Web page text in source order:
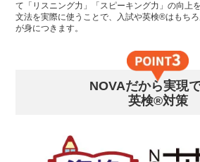
て「リスニング力」「スピーキング力」の向上
文法を実際に使うことで、入試や英検®はもち
が身につきます。
NOVAだから実現
英検®対策